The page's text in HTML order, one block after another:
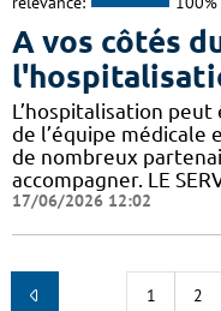
A vos côtés
L’hospitalisation
de l’équipe médicale
de nombreux
accompagner. LE
17/06/2026 12:02
1 2